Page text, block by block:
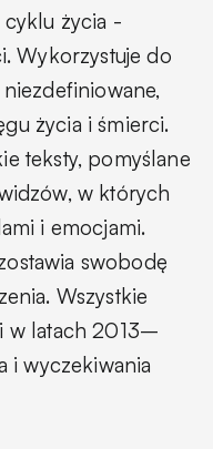
cyklu życia -
Wykorzystuje do
życia i śmierci.
teksty, pomyślane
w których
i emocjami.
swobodę
Wszystkie
w latach 2013–
i wyczekiwania